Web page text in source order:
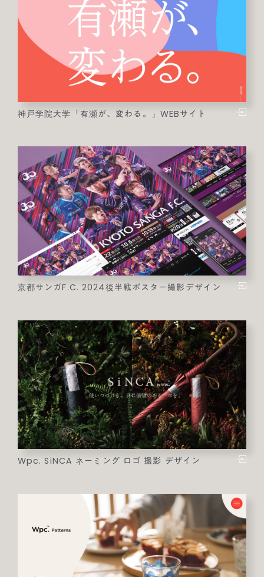
神戸学院大学「有瀬が、変わる。」WEBサイト
京都サンガF.C. 2024後半戦ポスター撮影デザイン
Wpc. SiNCA ネーミング ロゴ 撮影 デザイン